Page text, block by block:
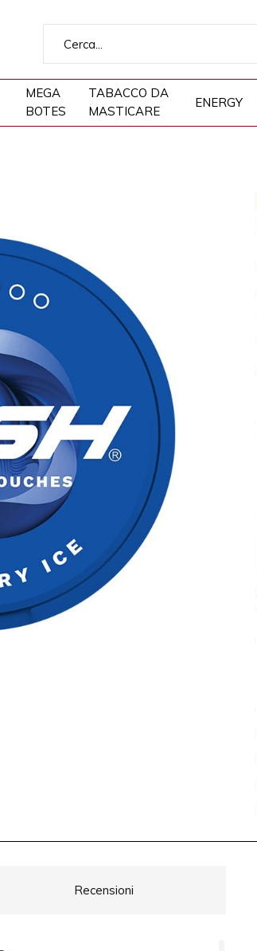
MEGA
BOTES
TABACCO DA
MASTICARE
ENERGY
Recensioni